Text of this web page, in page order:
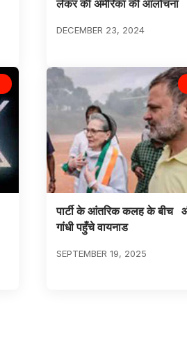
लेकर की अमेरिका की आलोचना
DECEMBER 23, 2024
पार्टी के आंतरिक कलह के बीच
गांधी पहुँचे वायनाड
SEPTEMBER 19, 2025